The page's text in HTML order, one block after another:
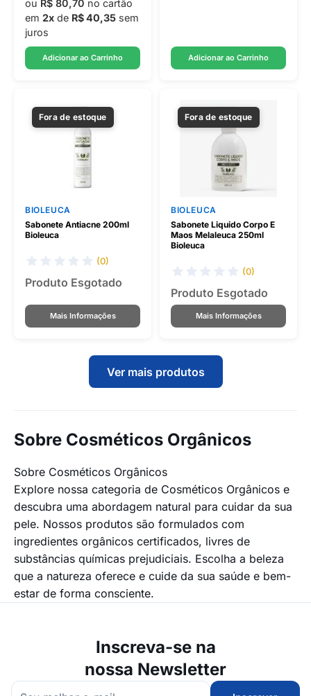
ou R$ 80,70 no cartão
em 2x de R$ 40,35 sem
juros
Adicionar ao Carrinho Adicionar ao Carrinho
Fora de estoque
BIOLEUCA
Sabonete Antiacne 200ml
Bioleuca
(0)
Produto Esgotado
Mais Informações
Fora de estoque
BIOLEUCA
Sabonete Liquido Corpo E
Maos Melaleuca 250ml
Bioleuca
(0)
Produto Esgotado
Mais Informações
Ver mais produtos
Sobre Cosméticos Orgânicos
Sobre Cosméticos Orgânicos
Explore nossa categoria de Cosméticos Orgânicos e
descubra uma abordagem natural para cuidar da sua
pele. Nossos produtos são formulados com
ingredientes orgânicos certificados, livres de
substâncias químicas prejudiciais. Escolha a beleza
que a natureza oferece e cuide da sua saúde e bem-
estar de forma consciente.
Inscreva-se na
nossa Newsletter